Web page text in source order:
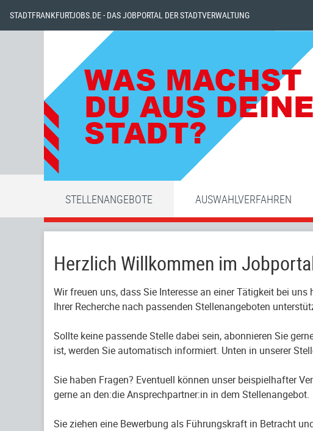
STADTFRANKFURTJOBS.DE - DAS JOBPORTAL DER STADTVERWALTUNG
STELLENANGEBOTE AUSWAHLVERFAHREN
Herzlich Willkommen im
Wir freuen uns, dass Sie Interesse an einer Tätigkeit bei
Ihrer Recherche nach passenden Stellenangeboten
Sollte keine passende Stelle dabei sein, abonnieren Sie
ist, werden Sie automatisch informiert. Unten in unserer
Sie haben Fragen? Eventuell können unser beispielhafter
gerne an den:die Ansprechpartner:in in dem Stellenangebot.
Sie ziehen eine Bewerbung als Führungskraft in Betracht